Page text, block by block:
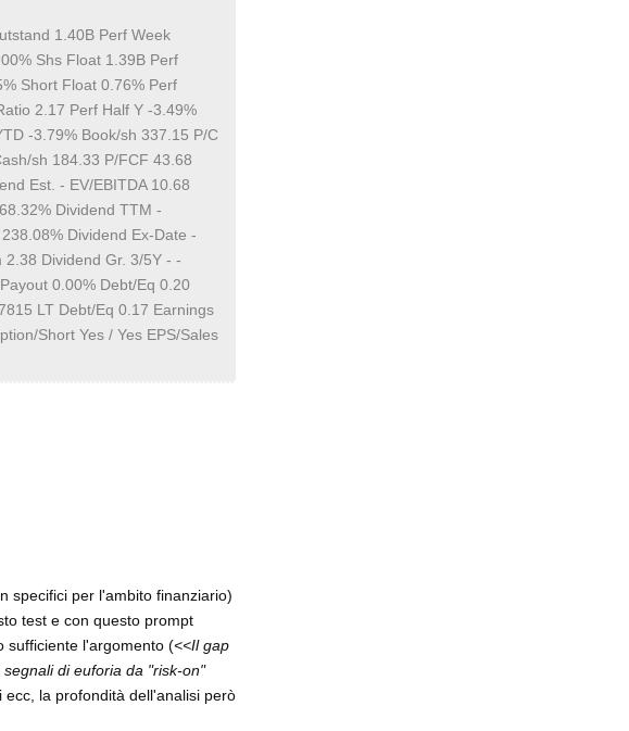
1.40B Perf Week
Shs Float 1.39B Perf
Short Float 0.76% Perf
2.17 Perf Half Y -3.49%
-3.79% Book/sh 337.15 P/C
sh 184.33 P/FCF 43.68
Est. - EV/EBITDA 10.68
Dividend TTM -
Dividend Ex-Date -
Dividend Gr. 3/5Y - -
0.00% Debt/Eq 0.20
LT Debt/Eq 0.17 Earnings
Short Yes / Yes EPS/Sales
specifici per l'ambito finanziario)
test e con questo prompt
sufficiente l'argomento (<<Il gap
di euforia da "risk-on"
la profondità dell'analisi però